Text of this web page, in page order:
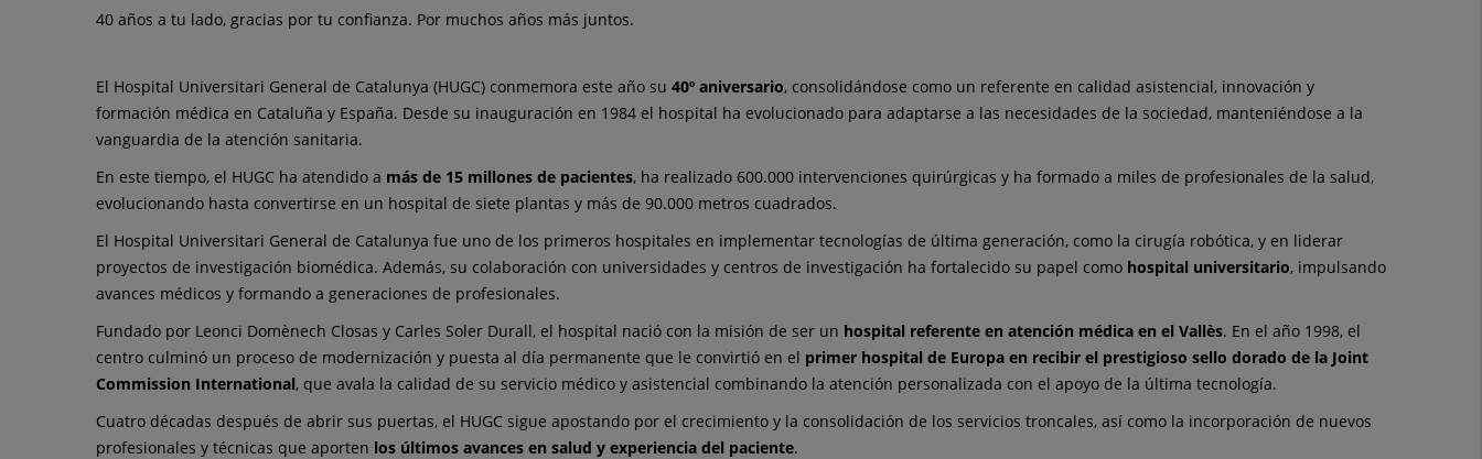
de
sanitaria
40 años a tu lado, gracias por tu confianza. Por muchos años más juntos.
El Hospital Universitari General de Catalunya (HUGC) conmemora este año su 40º aniversario, consolidándose como un referente en calidad asistencial, innovación y
formación médica en Cataluña y España. Desde su inauguración en 1984 el hospital ha evolucionado para adaptarse a las necesidades de la sociedad, manteniéndose a la
vanguardia de la atención sanitaria.
En este tiempo, el HUGC ha atendido a más de 15 millones de pacientes, ha realizado 600.000 intervenciones quirúrgicas y ha formado a miles de profesionales de la salud,
evolucionando hasta convertirse en un hospital de siete plantas y más de 90.000 metros cuadrados.
El Hospital Universitari General de Catalunya fue uno de los primeros hospitales en implementar tecnologías de última generación, como la cirugía robótica, y en liderar
proyectos de investigación biomédica. Además, su colaboración con universidades y centros de investigación ha fortalecido su papel como hospital universitario, impulsando
avances médicos y formando a generaciones de profesionales.
Fundado por Leonci Domènech Closas y Carles Soler Durall, el hospital nació con la misión de ser un hospital referente en atención médica en el Vallès. En el año 1998, el
centro culminó un proceso de modernización y puesta al día permanente que le convirtió en el primer hospital de Europa en recibir el prestigioso sello dorado de la Joint
Commission International, que avala la calidad de su servicio médico y asistencial combinando la atención personalizada con el apoyo de la última tecnología.
Cuatro décadas después de abrir sus puertas, el HUGC sigue apostando por el crecimiento y la consolidación de los servicios troncales, así como la incorporación de nuevos
profesionales y técnicas que aporten los últimos avances en salud y experiencia del paciente.